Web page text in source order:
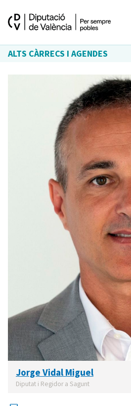
ALTS CÀRRECS I AGENDES
Jorge Vidal Miguel
Diputat i Regidor a Sagunt